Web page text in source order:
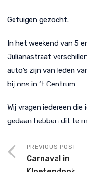
Getuigen gezocht.
In het weekend van 5
Julianastraat
auto’s zijn van leden
bij ons in ‘t Centrum.
Wij vragen iedereen
gedaan hebben dit te
PREVIOUS POST
Carnaval in